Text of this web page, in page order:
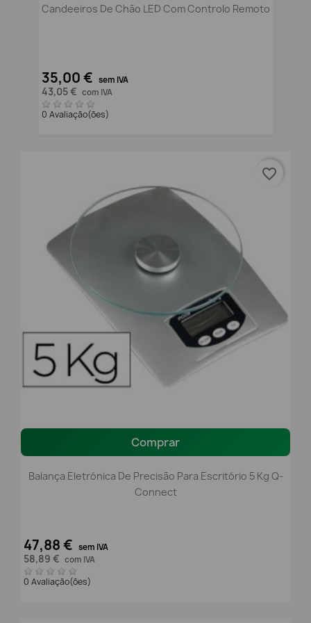
Candeeiros De Chão LED Com Controlo Remoto
35,00 € sem IVA
43,05 € com IVA
0 Avaliação(ões)
Comprar
Balança Eletrónica De Precisão Para Escritório 5 Kg Q-
Connect
47,88 € sem IVA
58,89 € com IVA
0 Avaliação(ões)
favorite_border